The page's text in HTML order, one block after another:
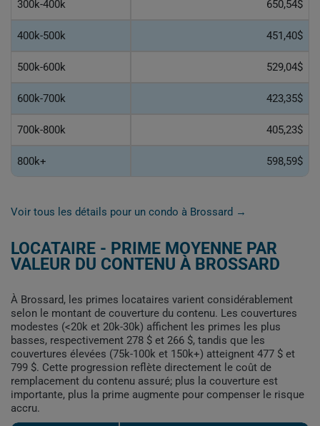
300k-400k 650,54$
400k-500k 451,40$
500k-600k 529,04$
600k-700k 423,35$
700k-800k 405,23$
800k+ 598,59$
Voir tous les détails pour un condo à Brossard →
LOCATAIRE - PRIME MOYENNE PAR
VALEUR DU CONTENU À BROSSARD
À Brossard, les primes locataires varient considérablement
selon le montant de couverture du contenu. Les couvertures
modestes (<20k et 20k-30k) affichent les primes les plus
basses, respectivement 278 $ et 266 $, tandis que les
couvertures élevées (75k-100k et 150k+) atteignent 477 $ et
799 $. Cette progression reflète directement le coût de
remplacement du contenu assuré; plus la couverture est
importante, plus la prime augmente pour compenser le risque
accru.